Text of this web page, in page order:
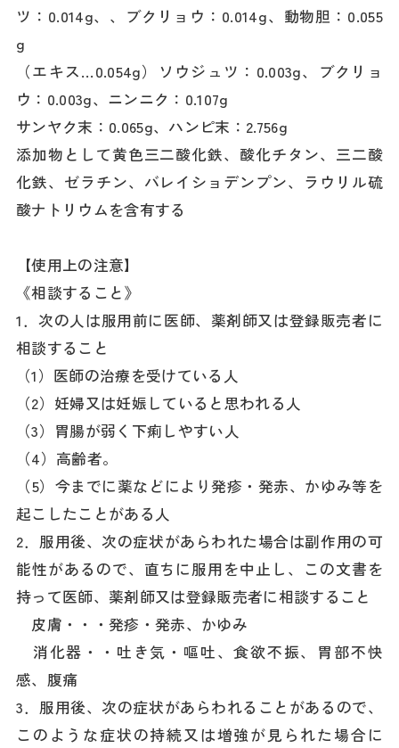
ツ：0.014g、、ブクリョウ：0.014g、動物胆：0.055
g
（エキス…0.054g）ソウジュツ：0.003g、ブクリョ
ウ：0.003g、ニンニク：0.107g
サンヤク末：0.065g、ハンピ末：2.756g
添加物として黄色三二酸化鉄、酸化チタン、三二酸
化鉄、ゼラチン、バレイショデンプン、ラウリル硫
酸ナトリウムを含有する
【使用上の注意】
《相談すること》
1．次の人は服用前に医師、薬剤師又は登録販売者に
相談すること
（1）医師の治療を受けている人
（2）妊婦又は妊娠していると思われる人
（3）胃腸が弱く下痢しやすい人
（4）高齢者。
（5）今までに薬などにより発疹・発赤、かゆみ等を
起こしたことがある人
2．服用後、次の症状があらわれた場合は副作用の可
能性があるので、直ちに服用を中止し、この文書を
持って医師、薬剤師又は登録販売者に相談すること
皮膚・・・発疹・発赤、かゆみ
消化器・・吐き気・嘔吐、食欲不振、胃部不快
感、腹痛
3．服用後、次の症状があらわれることがあるので、
このような症状の持続又は増強が見られた場合に